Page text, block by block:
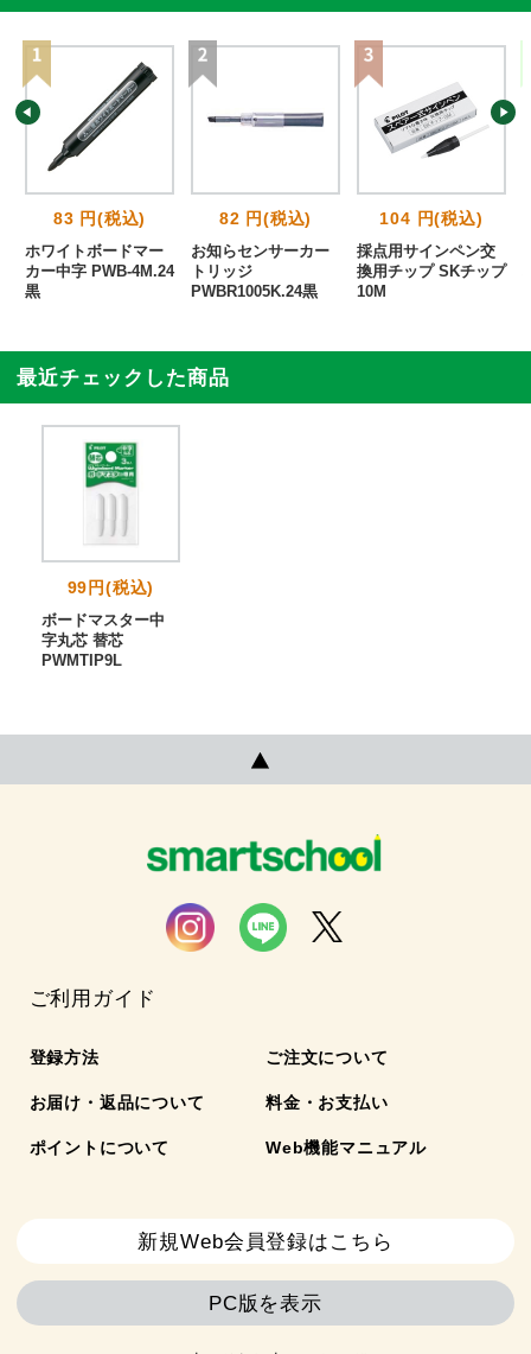
83 円(税込)
ホワイトボードマー
カー中字 PWB-4M.24
黒
82 円(税込)
お知らセンサーカー
トリッジ
PWBR1005K.24黒
104 円(税込)
採点用サインペン交
換用チップ SKチップ
10M
最近チェックした商品
99円(税込)
ボードマスター中
字丸芯 替芯
PWMTIP9L
ご利用ガイド
登録方法 ご注文について
お届け・返品について 料金・お支払い
ポイントについて Web機能マニュアル
新規Web会員登録はこちら
PC版を表示